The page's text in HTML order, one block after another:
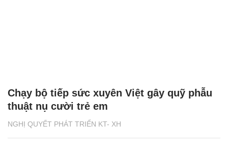
NGHỊ QUYẾT PHÁT TRIỂN KT- XH
Chạy bộ tiếp sức xuyên Việt gây quỹ phẫu
thuật nụ cười trẻ em